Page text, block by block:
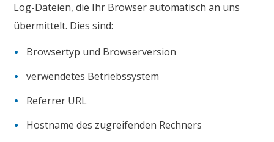
Log-Dateien, die Ihr Browser automatisch an uns
übermittelt. Dies sind:
Browsertyp und Browserversion
verwendetes Betriebssystem
Referrer URL
Hostname des zugreifenden Rechners